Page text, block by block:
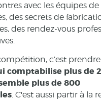
avec les équipes de
des secrets de
des rendez-vous
c’est
comptabilise plus de
plus de 800
. C'est aussi partir à la